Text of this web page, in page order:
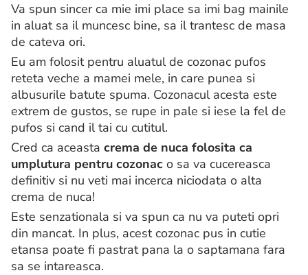
Va spun sincer ca mie imi place sa imi bag mainile
in aluat sa il muncesc bine, sa il trantesc de masa
de cateva ori.
Eu am folosit pentru aluatul de cozonac pufos
reteta veche a mamei mele, in care punea si
albusurile batute spuma. Cozonacul acesta este
extrem de gustos, se rupe in pale si iese la fel de
pufos si cand il tai cu cutitul.
Cred ca aceasta crema de nuca folosita ca
umplutura pentru cozonac o sa va cucereasca
definitiv si nu veti mai incerca niciodata o alta
crema de nuca!
Este senzationala si va spun ca nu va puteti opri
din mancat. In plus, acest cozonac pus in cutie
etansa poate fi pastrat pana la o saptamana fara
sa se intareasca.